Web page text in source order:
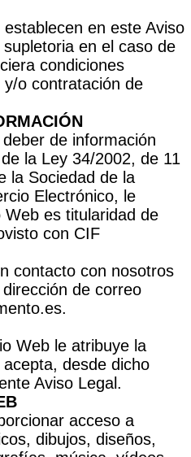
en este Aviso
en el caso de
condiciones
o contratación de
de información
la Ley 34/2002, de 11
la Sociedad de la
Electrónico, le
es titularidad de
con CIF
contacto con nosotros
de correo
Web le atribuye la
desde dicho
Aviso Legal.
acceso a
dibujos, diseños,